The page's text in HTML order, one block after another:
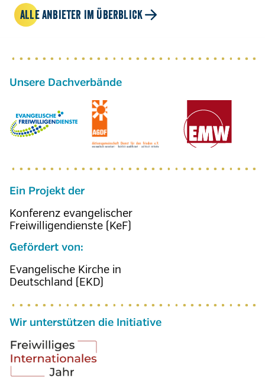
ALLE ANBIETER IM ÜBERBLICK
Ein Projekt der
Konferenz evangelischer
Freiwilligendienste (KeF)
Gefördert von:
Evangelische Kirche in
Deutschland (EKD)
Wir unterstützen die Initiative